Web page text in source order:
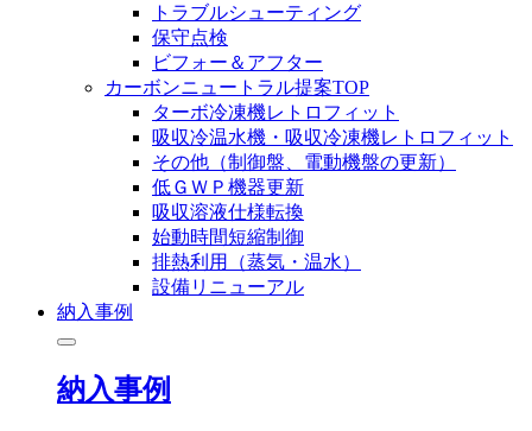
トラブルシューティング
保守点検
ビフォー＆アフター
カーボンニュートラル提案TOP
ターボ冷凍機レトロフィット
吸収冷温水機・吸収冷凍機レトロフィット
その他（制御盤、電動機盤の更新）
低ＧＷＰ機器更新
吸収溶液仕様転換
始動時間短縮制御
排熱利用（蒸気・温水）
設備リニューアル
納入事例
納入事例